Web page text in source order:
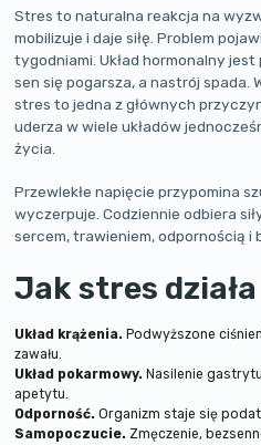
Stres to naturalna reakcja na
mobilizuje i daje siłę. Problem
tygodniami. Układ hormonalny
sen się pogarsza, a nastrój spada.
stres to jedna z głównych
uderza w wiele układów
życia.
Przewlekłe napięcie przypomina
wyczerpuje. Codziennie odbiera
sercem, trawieniem, odpornością i
Jak stres
Układ krążenia. Podwyższone
zawału.
Układ pokarmowy. Nasilenie
apetytu.
Odporność. Organizm staje się
Samopoczucie. Zmęczenie,